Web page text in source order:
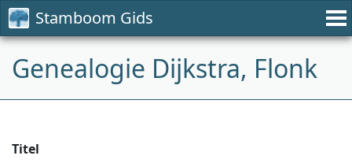
Stamboom Gids
Genealogie Dijkstra, Flonk
Titel